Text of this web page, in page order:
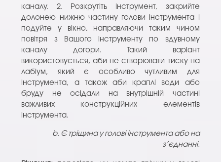
каналу. 2. Розкрутіть інструмент, закрийте
долонею нижню частину голови інструмента і
подуйте у вікно, направляючи таким чином
повітря з Вашого інструменту по вдувному
каналу догори. Такий варіант
використовується, аби не створювати тиску на
лабіум, який є особливо чутливим для
інструмента, а також аби краплі води або
бруду не осідали на внутрішній частині
важливих конструкційних елементів
інструмента.
b. Є тріщина у голові інструмента або на
з’єднанні.